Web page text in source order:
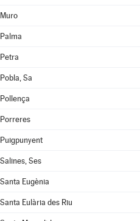
Muro
Palma
Petra
Pobla, Sa
Pollença
Porreres
Puigpunyent
Salines, Ses
Santa Eugènia
Santa Eulària des Riu